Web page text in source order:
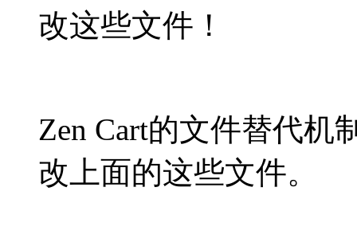
改这些文件！
Zen Cart的文件替代机
改上面的这些文件。